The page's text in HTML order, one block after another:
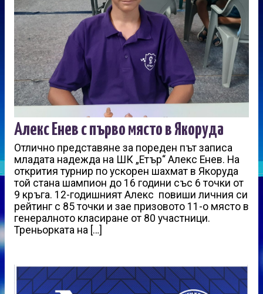
Алекс Енев с първо място в Якоруда
Отлично представяне за пореден път записа
младата надежда на ШК „Етър“ Алекс Енев. На
открития турнир по ускорен шахмат в Якоруда
той стана шампион до 16 години със 6 точки от
9 кръга. 12-годишният Алекс повиши личния си
рейтинг с 85 точки и зае призовото 11-о място в
генералното класиране от 80 участници.
Треньорката на […]